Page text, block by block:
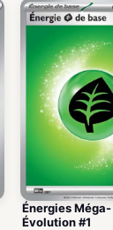
Énergies Méga-
Évolution #1